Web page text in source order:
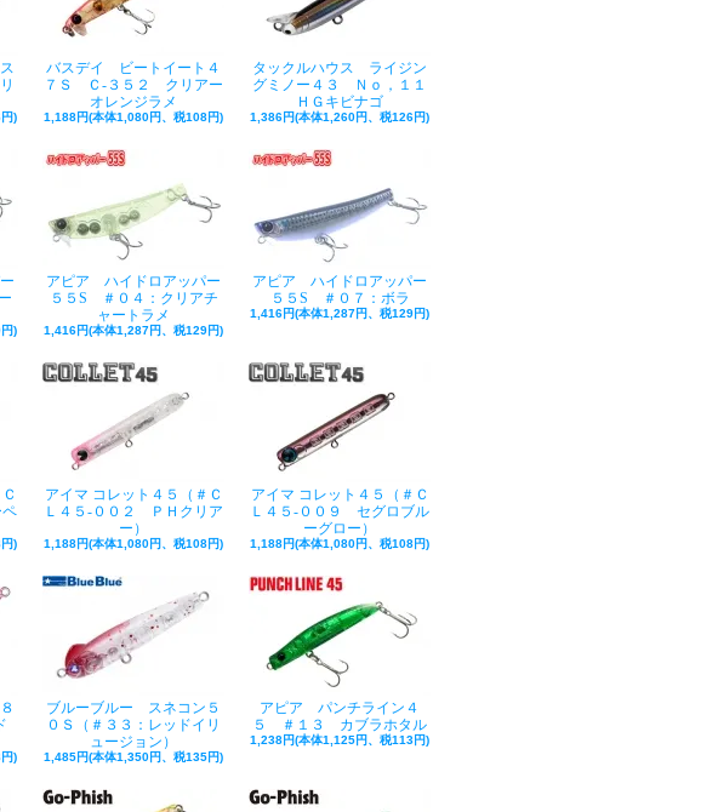
)
バスデイ ビートイート４
７Ｓ Ｃ-３５２ クリアー
オレンジラメ
1,188円(本体1,080円、税108円)
タックルハウス ライジン
グミノー４３ Ｎｏ，１１
ＨＧキビナゴ
1,386円(本体1,260円、税126円)
)
アピア ハイドロアッパー
５５S ＃０４：クリアチ
ャートラメ
1,416円(本体1,287円、税129円)
アピア ハイドロアッパー
５５S ＃０７：ボラ
1,416円(本体1,287円、税129円)
)
アイマ コレット４５（＃Ｃ
Ｌ４５‐００２ ＰＨクリア
ー）
1,188円(本体1,080円、税108円)
アイマ コレット４５（＃Ｃ
Ｌ４５‐００９ セグロブル
ーグロー）
1,188円(本体1,080円、税108円)
)
ブルーブルー スネコン５
０Ｓ（＃３３：レッドイリ
ュージョン）
1,485円(本体1,350円、税135円)
アピア パンチライン４
５ ＃１３ カブラホタル
1,238円(本体1,125円、税113円)